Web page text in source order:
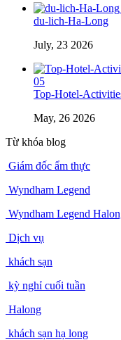
du-lich-Ha-Long
July, 23 2026
05
Top-Hotel-
May, 26 2026
Từ khóa blog
Giám đốc ẩm thực
Wyndham Legend
Wyndham Legend
Dịch vụ
khách sạn
kỳ nghỉ cuối tuần
Halong
khách sạn hạ long